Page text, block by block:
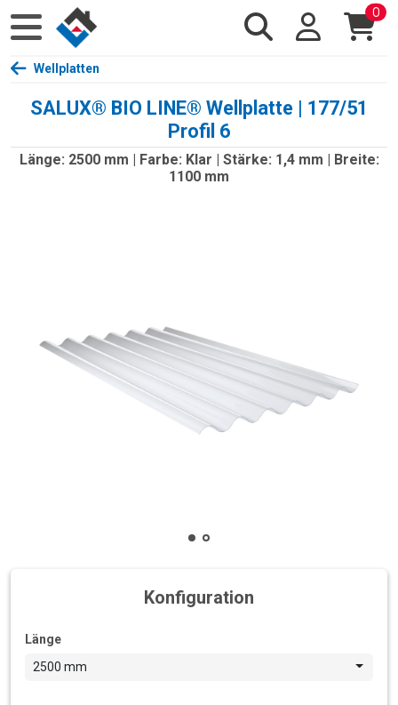
0
Wellplatten
SALUX® BIO LINE® Wellplatte | 177/51
Profil 6
Länge: 2500 mm | Farbe: Klar | Stärke: 1,4 mm | Breite:
1100 mm
Konfiguration
Länge
2500 mm